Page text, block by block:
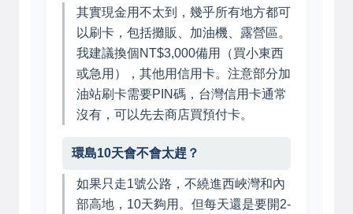
其實現金用不太到，幾乎所有地方都可
以刷卡，包括攤販、加油機、露營區。
我建議換個NT$3,000備用（買小東西
或急用），其他用信用卡。注意部分加
油站刷卡需要PIN碼，台灣信用卡通常
沒有，可以先去商店買預付卡。
環島10天會不會太趕？
如果只走1號公路，不繞進西峽灣和內
部高地，10天夠用。但每天還是要開2-